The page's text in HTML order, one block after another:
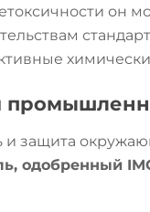
он
и защита
одобренный